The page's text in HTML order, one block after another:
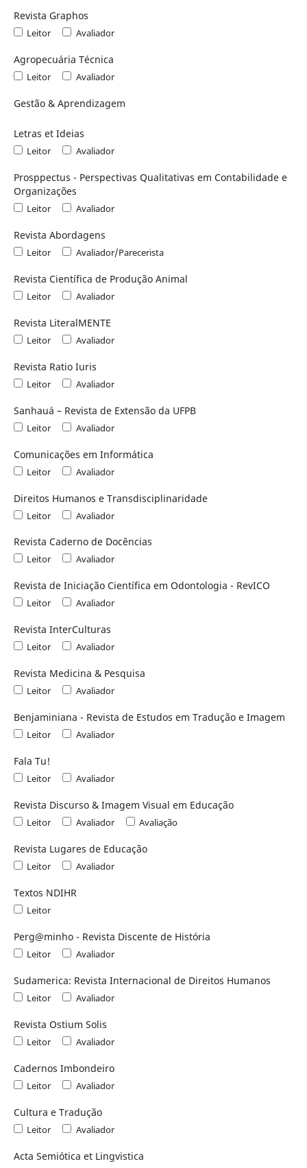
Revista Graphos
Leitor Avaliador
Agropecuária Técnica
Leitor Avaliador
Gestão & Aprendizagem
Letras et Ideias
Leitor Avaliador
Prosppectus - Perspectivas Qualitativas em Contabilidade e
Organizações
Leitor Avaliador
Revista Abordagens
Leitor Avaliador/Parecerista
Revista Científica de Produção Animal
Leitor Avaliador
Revista LiteralMENTE
Leitor Avaliador
Revista Ratio Iuris
Leitor Avaliador
Sanhauá – Revista de Extensão da UFPB
Leitor Avaliador
Comunicações em Informática
Leitor Avaliador
Direitos Humanos e Transdisciplinaridade
Leitor Avaliador
Revista Caderno de Docências
Leitor Avaliador
Revista de Iniciação Científica em Odontologia - RevICO
Leitor Avaliador
Revista InterCulturas
Leitor Avaliador
Revista Medicina & Pesquisa
Leitor Avaliador
Benjaminiana - Revista de Estudos em Tradução e Imagem
Leitor Avaliador
Fala Tu!
Leitor Avaliador
Revista Discurso & Imagem Visual em Educação
Leitor Avaliador Avaliação
Revista Lugares de Educação
Leitor Avaliador
Textos NDIHR
Leitor
Perg@minho - Revista Discente de História
Leitor Avaliador
Sudamerica: Revista Internacional de Direitos Humanos
Leitor Avaliador
Revista Ostium Solis
Leitor Avaliador
Cadernos Imbondeiro
Leitor Avaliador
Cultura e Tradução
Leitor Avaliador
Acta Semiótica et Lingvistica